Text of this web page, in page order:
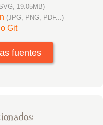
19.05MB)
(JPG, PNG, PDF...)
Git
fuentes